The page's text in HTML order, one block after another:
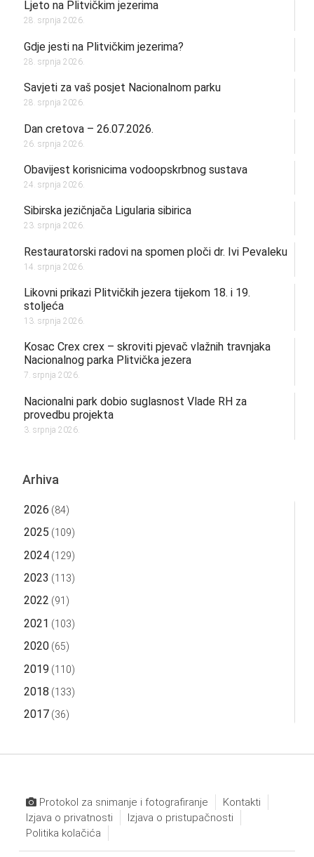
Ljeto na Plitvičkim jezerima
28. srpnja 2026.
Gdje jesti na Plitvičkim jezerima?
28. srpnja 2026.
Savjeti za vaš posjet Nacionalnom parku
28. srpnja 2026.
Dan cretova – 26.07.2026.
26. srpnja 2026.
Obavijest korisnicima vodoopskrbnog sustava
24. srpnja 2026.
Sibirska jezičnjača Ligularia sibirica
23. srpnja 2026.
Restauratorski radovi na spomen ploči dr. Ivi Pevaleku
14. srpnja 2026.
Likovni prikazi Plitvičkih jezera tijekom 18. i 19.
stoljeća
13. srpnja 2026.
Kosac Crex crex – skroviti pjevač vlažnih travnjaka
Nacionalnog parka Plitvička jezera
7. srpnja 2026.
Nacionalni park dobio suglasnost Vlade RH za
provedbu projekta
3. srpnja 2026.
Arhiva
2026 (84)
2025 (109)
2024(129)
2023 (113)
2022 (91)
2021 (103)
2020(65)
2019 (110)
2018 (133)
2017(36)
Protokol za snimanje i fotografiranje
Kontakti
Izjava o privatnosti
Izjava o pristupačnosti
Politika kolačića